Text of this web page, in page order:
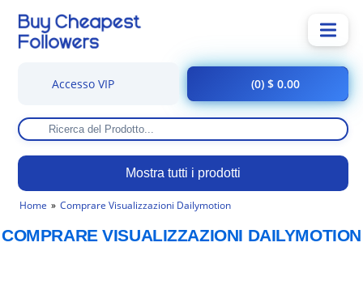
Mostra tutti i prodotti
Accesso VIP (0) $ 0.00
Home Comprare Visualizzazioni Dailymotion
COMPRARE VISUALIZZAZIONI DAILYMOTION